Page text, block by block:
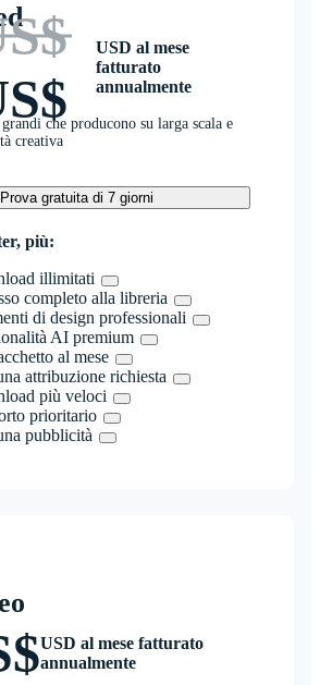
USD al mese
fatturato
annualmente
che producono su larga scala e
creativa
Prova gratuita di 7 giorni
più:
illimitati
completo alla libreria
di design professionali
AI premium
al mese
attribuzione richiesta
più veloci
prioritario
pubblicità
USD al mese fatturato
annualmente